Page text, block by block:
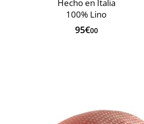
Hecho en Italia
100% Lino
95€00